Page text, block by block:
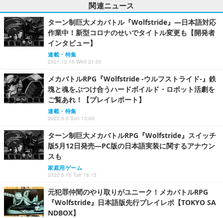
関連ニュース
ターン制巨大メカバトル『Wolfstride』―日本語対応
作業中！新型コロナのせいでタイトル変更も【開発者
インタビュー】
連載・特集
2021.12.15 Wed 21:00
メカバトルRPG『Wolfstride -ウルフストライド-』鉄
塊と魂をぶつけ合うハードボイルド・ロボット活劇を
ご覧あれ！【プレイレポート】
連載・特集
2022.6.5 Sun 13:00
ターン制巨大メカバトルRPG『Wolfstride』スイッチ
版5月12日発売―PC版の日本語実装に関するアナウン
スも
家庭用ゲーム
2022.5.10 Tue 18:15
元犯罪仲間のやり取りがユニーク！メカバトルRPG
『Wolfstride』日本語版先行プレイレポ【TOKYO SA
NDBOX】